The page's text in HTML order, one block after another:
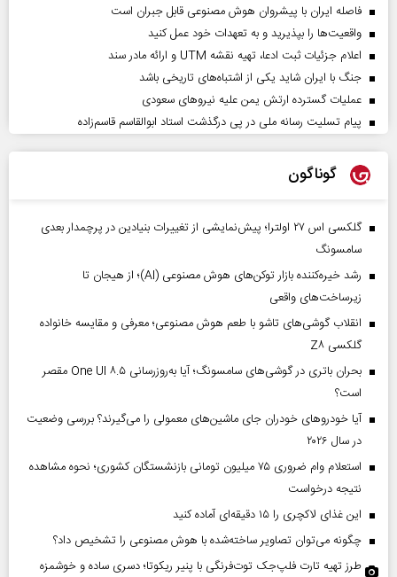
فاصله ایران با پیشرو‌ان هوش مصنوعی قابل جبران است
واقعیت‌ها را بپذیرید و به تعهدات خود عمل کنید
اعلام جزئیات ثبت ادعا، تهیه نقشه UTM و ارائه مادر سند
جنگ با ایران شاید یکی از اشتباه‌های تاریخی باشد
عملیات گسترده ارتش یمن علیه نیروهای سعودی
پیام تسلیت رسانه ملی در پی درگذشت استاد ابوالقاسم قاسم‌زاده
گوناگون
گلکسی اس ۲۷ اولترا؛ پیش‌نمایشی از تغییرات بنیادین در پرچمدار بعدی
سامسونگ
رشد خیره‌کننده بازار توکن‌های هوش مصنوعی (AI)؛ از هیجان تا
زیرساخت‌های واقعی
انقلاب گوشی‌های تاشو‌ با طعم هوش مصنوعی؛ معرفی و مقایسه خانواده
گلکسی Z۸
بحران باتری در گوشی‌های سامسونگ؛ آیا به‌روزرسانی One UI ۸.۵ مقصر
است؟
آیا خودروهای خودران جای ماشین‌های معمولی را می‌گیرند؟ بررسی وضعیت
در سال ۲۰۲۶
استعلام وام ضروری ۷۵ میلیون تومانی بازنشستگان کشوری؛ نحوه مشاهده
نتیجه درخواست
این غذای لاکچری را ۱۵ دقیقه‌ای آماده کنید
چگونه می‌توان تصاویر ساخته‌شده با هوش مصنوعی را تشخیص داد؟
طرز تهیه تارت فلپ‌جک توت‌فرنگی با پنیر ریکوتا؛ دسری ساده و خوشمزه